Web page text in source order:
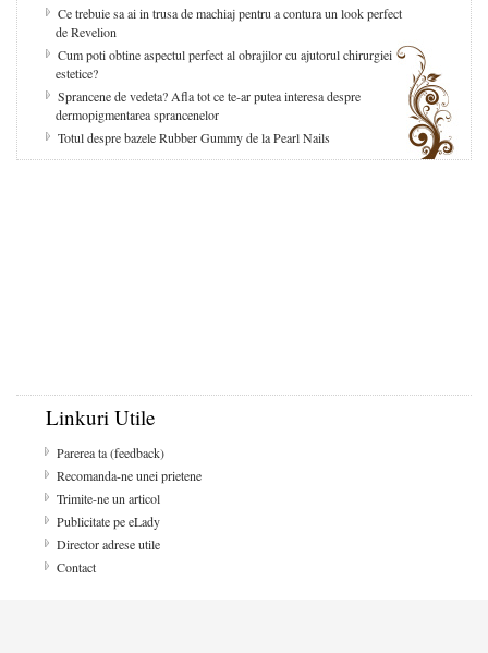
Ce trebuie sa ai in trusa de machiaj pentru a contura un look perfect
de Revelion
Cum poti obtine aspectul perfect al obrajilor cu ajutorul chirurgiei
estetice?
Sprancene de vedeta? Afla tot ce te-ar putea interesa despre
dermopigmentarea sprancenelor
Totul despre bazele Rubber Gummy de la Pearl Nails
Linkuri Utile
Parerea ta (feedback)
Recomanda-ne unei prietene
Trimite-ne un articol
Publicitate pe eLady
Director adrese utile
Contact